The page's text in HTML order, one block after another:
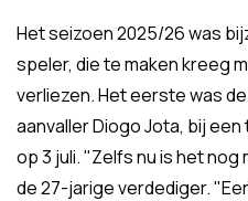
Het seizoen 2025/26 was
speler, die te maken kreeg
verliezen. Het eerste was
aanvaller Diogo Jota, bij
op 3 juli. "Zelfs nu is het
de 27-jarige verdediger.